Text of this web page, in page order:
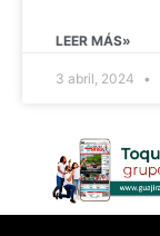
LEER MÁS»
3 abril, 2024